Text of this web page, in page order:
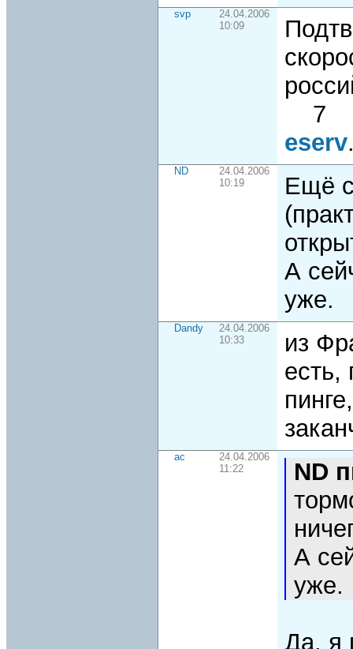
svp
24.04.2006
10:09
7
eserv
ND
24.04.2006
10:19
Ещё
А
уже.
Dandy
24.04.2006
10:33
из
есть,
ac
24.04.2006
11:22
ND
А
уже.
Да, я